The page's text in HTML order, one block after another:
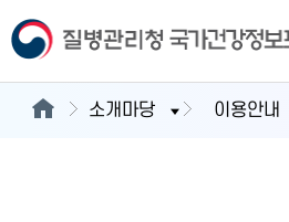
소개마당 이용안내